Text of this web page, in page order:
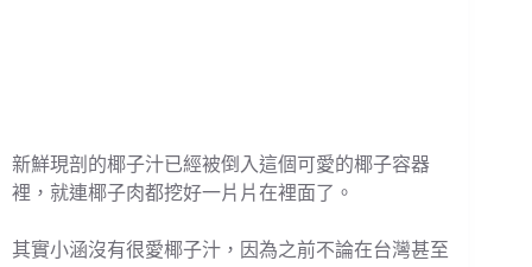
新鮮現剖的椰子汁已經被倒入這個可愛的椰子容器
裡，就連椰子肉都挖好一片片在裡面了。
其實小涵沒有很愛椰子汁，因為之前不論在台灣甚至